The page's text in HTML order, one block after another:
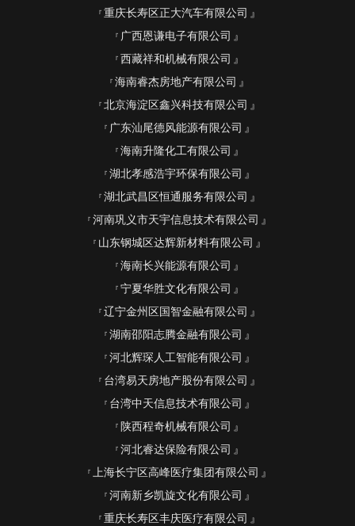
重庆长寿区正大汽车有限公司
广西恩谦电子有限公司
西藏祥和机械有限公司
海南睿杰房地产有限公司
北京海淀区鑫兴科技有限公司
广东汕尾德风能源有限公司
海南升隆化工有限公司
湖北孝感浩宇环保有限公司
湖北武昌区恒通服务有限公司
河南巩义市天宇信息技术有限公司
山东钢城区达辉新材料有限公司
海南长兴能源有限公司
宁夏华胜文化有限公司
辽宁金州区国智金融有限公司
湖南邵阳志腾金融有限公司
河北辉琛人工智能有限公司
台湾易天房地产股份有限公司
台湾中天信息技术有限公司
陕西程奇机械有限公司
河北睿达保险有限公司
上海长宁区高峰医疗集团有限公司
河南新乡凯旋文化有限公司
重庆长寿区丰庆医疗有限公司